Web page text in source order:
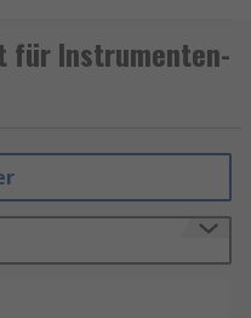
oder
um sie vor
durch
oder
über
für Instrumenten-